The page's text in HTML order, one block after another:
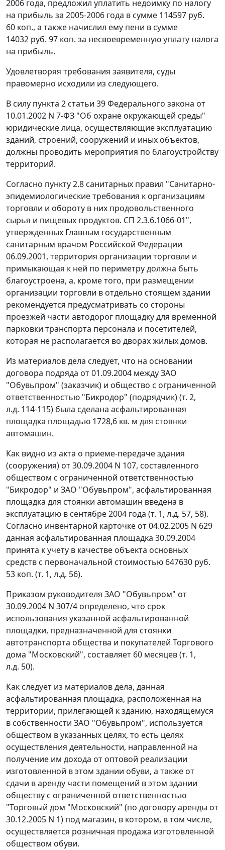
2006 года, предложил уплатить недоимку по налогу
на прибыль за 2005-2006 года в сумме 114597 руб.
60 коп., а также начислил ему пени в сумме
14032 руб. 97 коп. за несвоевременную уплату налога
на прибыль.
Удовлетворяя требования заявителя, суды
правомерно исходили из следующего.
В силу пункта 2 статьи 39Федерального закона от
10.01.2002 N 7-ФЗ "Об охране окружающей среды"
юридические лица, осуществляющие эксплуатацию
зданий, строений, сооружений и иных объектов,
должны проводить мероприятия по благоустройству
территорий.
Согласно пункту 2.8 санитарных правил "Санитарно-
эпидемиологические требования к организациям
торговли и обороту в них продовольственного
сырья и пищевых продуктов. СП 2.3.6.1066-01",
утвержденных Главным государственным
санитарным врачом Российской Федерации
06.09.2001, территория организации торговли и
примыкающая к ней по периметру должна быть
благоустроена, а, кроме того, при размещении
организации торговли в отдельно стоящем здании
рекомендуется предусматривать со стороны
проезжей части автодорог площадку для временной
парковки транспорта персонала и посетителей,
которая не располагается во дворах жилых домов.
Из материалов дела следует, что на основании
договора подряда от 01.09.2004 между ЗАО
"Обувьпром" (заказчик) и общество с ограниченной
ответственностью "Бикродор" (подрядчик) (т. 2,
л.д. 114-115) была сделана асфальтированная
площадка площадью 1728,6 кв. м для стоянки
автомашин.
Как видно из акта о приеме-передаче здания
(сооружения) от 30.09.2004 N 107, составленного
обществом с ограниченной ответственностью
"Бикродор" и ЗАО "Обувьпром", асфальтированная
площадка для стоянки автомашин введена в
эксплуатацию в сентябре 2004 года (т. 1, л.д. 57, 58).
Согласно инвентарной карточке от 04.02.2005 N 629
данная асфальтированная площадка 30.09.2004
принята к учету в качестве объекта основных
средств с первоначальной стоимостью 647630 руб.
53 коп. (т. 1, л.д. 56).
Приказом руководителя ЗАО "Обувьпром" от
30.09.2004 N 307/4 определено, что срок
использования указанной асфальтированной
площадки, предназначенной для стоянки
автотранспорта общества и покупателей Торгового
дома "Московский", составляет 60 месяцев (т. 1,
л.д. 50).
Как следует из материалов дела, данная
асфальтированная площадка, расположенная на
территории, прилегающей к зданию, находящемуся
в собственности ЗАО "Обувьпром", используется
обществом в указанных целях, то есть целях
осуществления деятельности, направленной на
получение им дохода от оптовой реализации
изготовленной в этом здании обуви, а также от
сдачи в аренду части помещений в этом здании
обществу с ограниченной ответственностью
"Торговый дом "Московский" (по договору аренды от
30.12.2005 N 1) под магазин, в котором, в том числе,
осуществляется розничная продажа изготовленной
обществом обуви.